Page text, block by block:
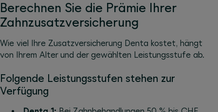
Berechnen Sie die Prämie Ihrer
Zahnzusatzversicherung
Wie viel Ihre Zusatzversicherung Denta kostet, hängt
von Ihrem Alter und der gewählten Leistungsstufe ab.
Folgende Leistungsstufen stehen zur
Verfügung